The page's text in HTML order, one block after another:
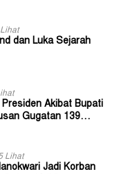
dan Luka Sejarah
Akibat Bupati
Gugatan 139
Lihat
Jadi Korban